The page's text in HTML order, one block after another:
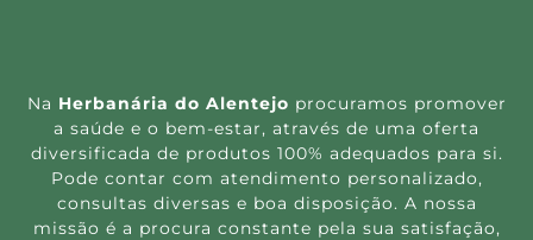
Na Herbanária do Alentejo procuramos promover
a saúde e o bem-estar, através de uma oferta
diversificada de produtos 100% adequados para si.
Pode contar com atendimento personalizado,
consultas diversas e boa disposição. A nossa
missão é a procura constante pela sua satisfação,